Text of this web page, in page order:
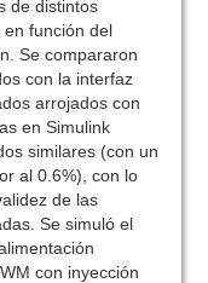
de distintos
función del
Se compararon
con la interfaz
arrojados con
en Simulink
similares (con un
al 0.6%), con lo
de las
Se simuló el
con inyección